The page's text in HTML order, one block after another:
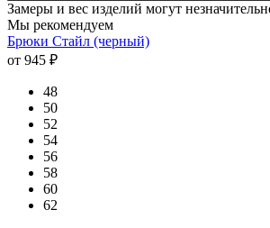
Замеры и вес изделий могут
Мы рекомендуем
Брюки Стайл (черный)
от 945 ₽
48
50
52
54
56
58
60
62